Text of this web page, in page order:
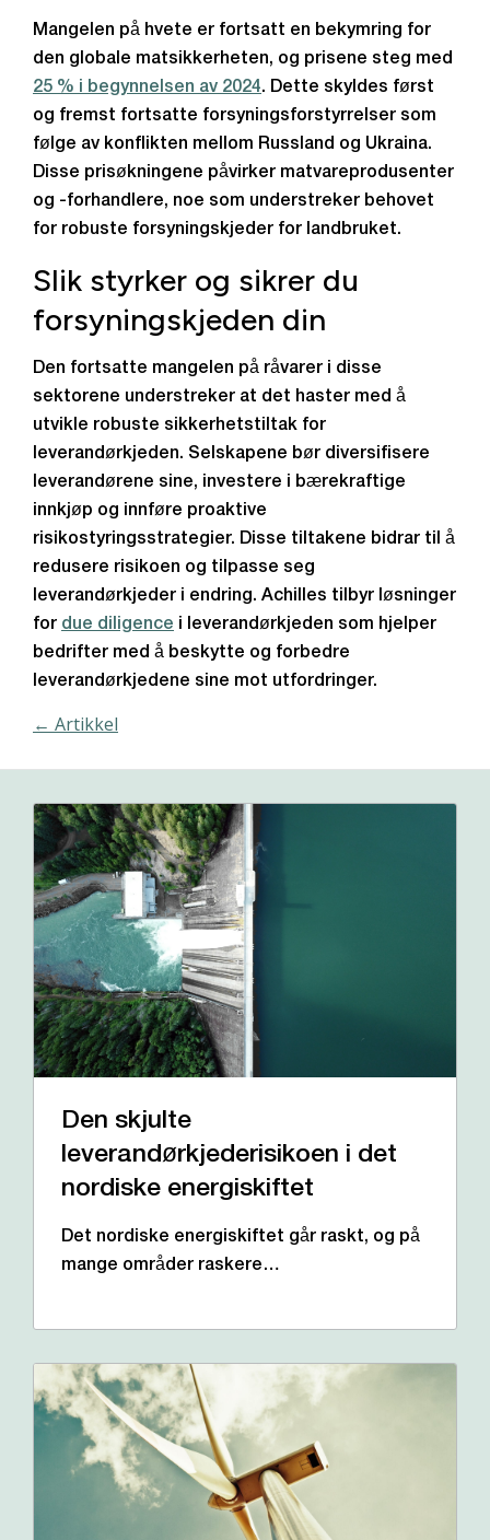
Mangelen på hvete er fortsatt en bekymring for
den globale matsikkerheten, og prisene steg med
25 % i begynnelsen av 2024. Dette skyldes først
og fremst fortsatte forsyningsforstyrrelser som
følge av konflikten mellom Russland og Ukraina.
Disse prisøkningene påvirker matvareprodusenter
og -forhandlere, noe som understreker behovet
for robuste forsyningskjeder for landbruket.
Slik styrker og sikrer du
forsyningskjeden din
Den fortsatte mangelen på råvarer i disse
sektorene understreker at det haster med å
utvikle robuste sikkerhetstiltak for
leverandørkjeden. Selskapene bør diversifisere
leverandørene sine, investere i bærekraftige
innkjøp og innføre proaktive
risikostyringsstrategier. Disse tiltakene bidrar til å
redusere risikoen og tilpasse seg
leverandørkjeder i endring. Achilles tilbyr løsninger
for due diligence i leverandørkjeden som hjelper
bedrifter med å beskytte og forbedre
leverandørkjedene sine mot utfordringer.
← Artikkel
Den skjulte
leverandørkjederisikoen i det
nordiske energiskiftet
Det nordiske energiskiftet går raskt, og på
mange områder raskere…